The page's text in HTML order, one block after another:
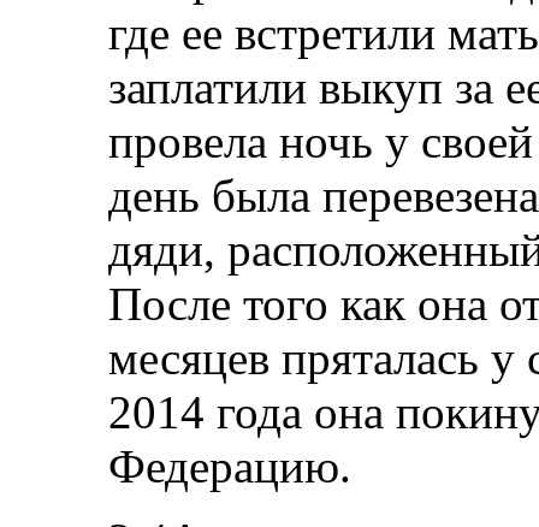
где ее встретили
заплатили выкуп за
провела ночь у
день была
дяди,
После того как она
месяцев пряталась у
2014 года она
Федерацию.